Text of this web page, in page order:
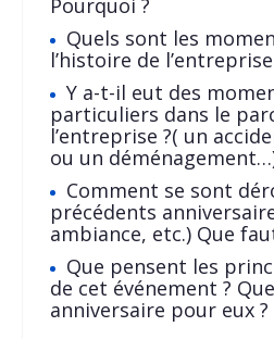
Pourquoi ?
Quels sont les
l’histoire de l’entreprise
Y a-t-il eut des
particuliers dans le
l’entreprise ?( un
ou un
Comment se sont
précédents
ambiance, etc.) Que
Que pensent les
de cet événement ?
anniversaire pour eux ?